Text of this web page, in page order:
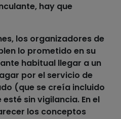
hay que
los organizadores de
lo prometido en su
habitual llegar a un
por el servicio de
(que se creía incluido
sin vigilancia. En el
los conceptos